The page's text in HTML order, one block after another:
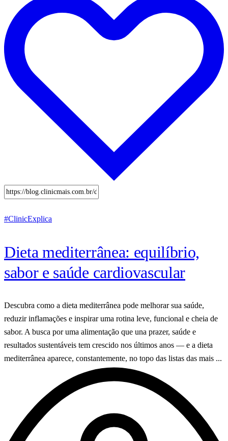
#ClinicExplica
Dieta mediterrânea: equilíbrio,
sabor e saúde cardiovascular
Descubra como a dieta mediterrânea pode melhorar sua saúde,
reduzir inflamações e inspirar uma rotina leve, funcional e cheia de
sabor. A busca por uma alimentação que una prazer, saúde e
resultados sustentáveis tem crescido nos últimos anos — e a dieta
mediterrânea aparece, constantemente, no topo das listas das mais ...